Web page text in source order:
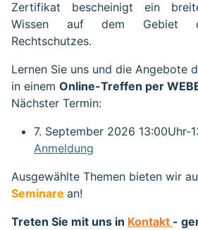
Zertifikat bescheinigt ein
Wissen auf dem Gebiet
Rechtschutzes.
Lernen Sie uns und die Angebote
in einem Online-Treffen per
Nächster Termin:
7. September 2026 13:00Uhr-
Anmeldung
Ausgewählte Themen bieten wir
Seminare an!
Treten Sie mit uns in Kontakt -